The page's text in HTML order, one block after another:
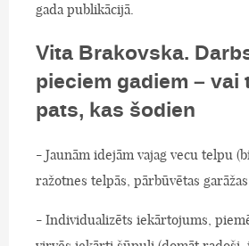
gada publikācijā.
Vita Brakovska.
pieciem gadiem – vai
pats, kas šodien
- Jaunām idejām vajag vecu telpu
ražotnes telpās, pārbūvētas
- Individualizēts iekārtojums,